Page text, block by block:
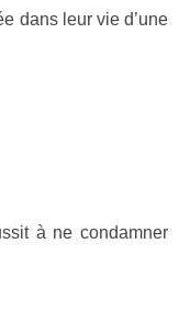
dans leur vie d’une
à ne condamner